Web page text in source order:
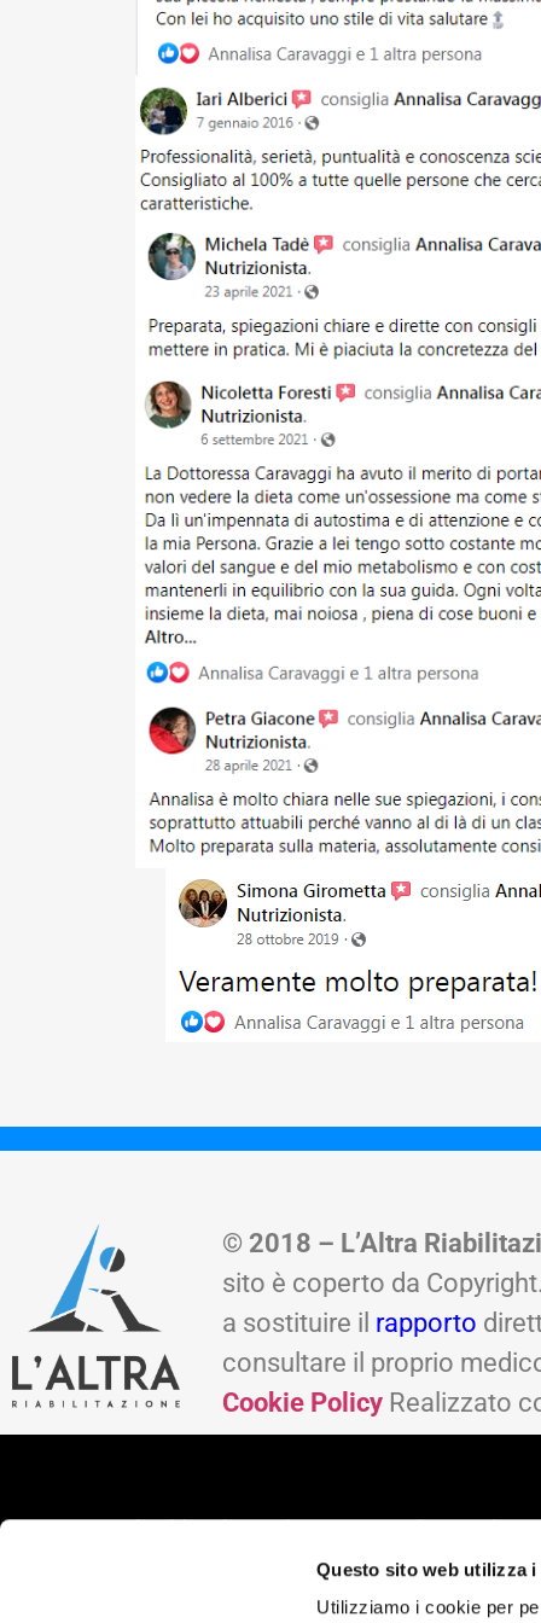
Questo sito web utilizza i
Utilizziamo i cookie per
© 2018 – L’Altra
sito è coperto da
a sostituire il rapporto
consultare il proprio
Cookie PolicyRealizzato
© L’Altra Riabilitazione di Marcello Chiapponi.
informazioni riportate all’interno di questo sito web non